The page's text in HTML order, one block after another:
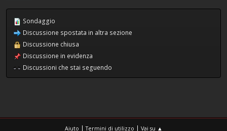
Sondaggio
Discussione spostata in altra sezione
Discussione chiusa
Discussione in evidenza
Discussioni che stai seguendo
Aiuto |Termini di utilizzo | Vai su ▲